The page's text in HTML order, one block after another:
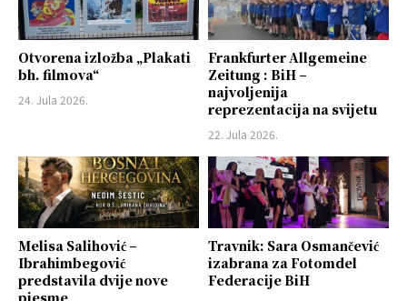
Otvorena izložba „Plakati
bh. filmova“
24. Jula 2026.
Frankfurter Allgemeine
Zeitung : BiH –
najvoljenija
reprezentacija na svijetu
22. Jula 2026.
Melisa Salihović –
Ibrahimbegović
predstavila dvije nove
Travnik: Sara Osmančević
izabrana za Fotomdel
Federacije BiH